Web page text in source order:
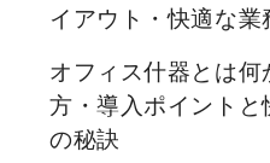
イアウト・快適な業
オフィス什器とは
方・導入ポイントと
の秘訣